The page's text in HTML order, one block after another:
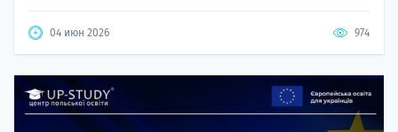
04 июн 2026 974